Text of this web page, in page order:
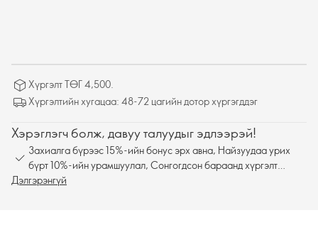
Хүргэлт ТӨГ 4,500.
Хүргэлтийн хугацаа: 48-72 цагийн дотор хүргэгддэг
Хэрэглэгч болж, давуу талуудыг эдлээрэй!
Захиалга бүрээс 15%-ийн бонус эрх авна, Найзуудаа урих
бүрт 10%-ийн урамшуулал, Сонгогдсон бараанд хүргэлт
үнэгүй
Дэлгэрэнгүй